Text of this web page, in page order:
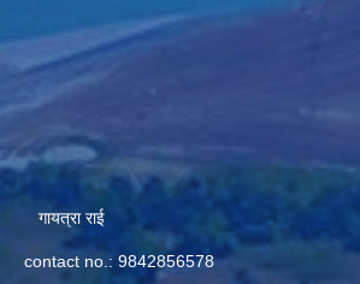
गायत्रा राई
contact no.: 9842856578